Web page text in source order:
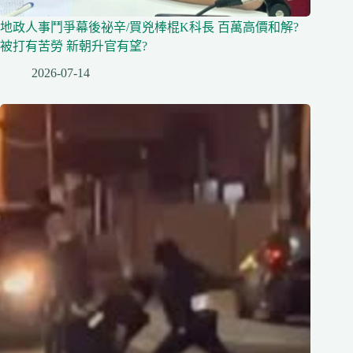
地政人事鬥爭幕後祕辛/買兇棒棍K科長 百萬高價和解?
被打有苦勞 新朝升官有望?
2026-07-14